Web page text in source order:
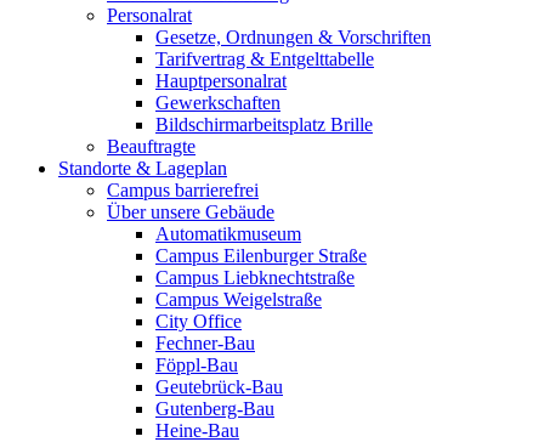
Personalrat
Gesetze, Ordnungen & Vorschriften
Tarifvertrag & Entgelttabelle
Hauptpersonalrat
Gewerkschaften
Bildschirmarbeitsplatz Brille
Beauftragte
Standorte & Lageplan
Campus barrierefrei
Über unsere Gebäude
Automatikmuseum
Campus Eilenburger Straße
Campus Liebknechtstraße
Campus Weigelstraße
City Office
Fechner-Bau
Föppl-Bau
Geutebrück-Bau
Gutenberg-Bau
Heine-Bau